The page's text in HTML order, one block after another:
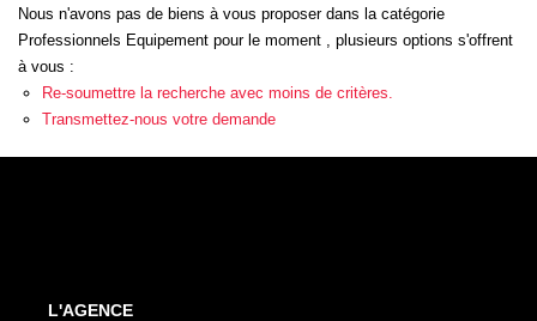
Estimation
Biens Vendus
Gestion
Expertise Immobilière
Budget max Plus de critères
Nous n'avons pas de biens à vous proposer dans la catégorie
Professionnels Equipement pour le moment , plusieurs options s'offrent
à vous :
Re-soumettre la recherche avec moins de critères.
Transmettez-nous votre demande
L'AGENCE